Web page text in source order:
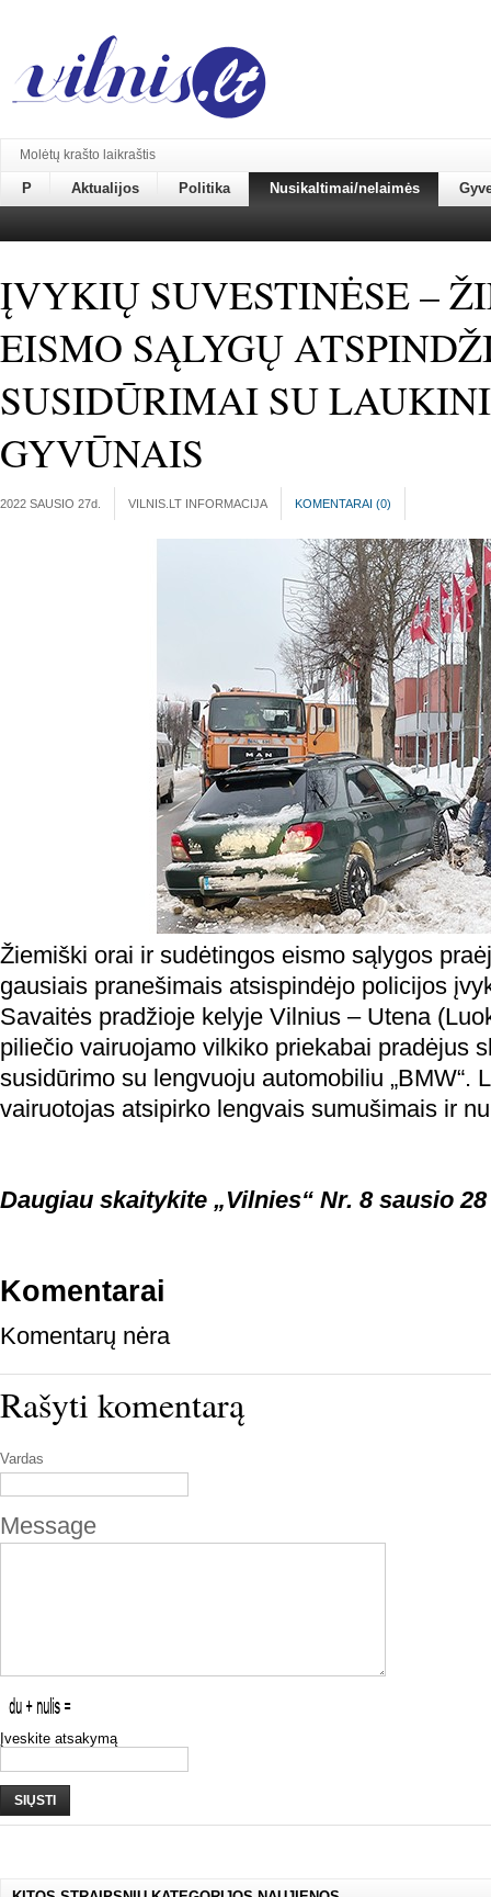
Molėtų krašto laikraštis
P Aktualijos Politika Nusikaltimai/nelaimės
ĮVYKIŲ SUVESTINĖSE –
EISMO SĄLYGŲ
SUSIDŪRIMAI SU
GYVŪNAIS
2022 SAUSIO 27d. VILNIS.LT INFORMACIJA KOMENTARAI (0)
Žiemiški orai ir sudėtingos eismo sąlygos
gausiais pranešimais atsispindėjo policijos
Savaitės pradžioje kelyje Vilnius – Utena
piliečio vairuojamo vilkiko priekabai pradėjus
susidūrimo su lengvuoju automobiliu „BMW“.
vairuotojas atsipirko lengvais sumušimais ir
Daugiau skaitykite „Vilnies“ Nr. 8 sausio
Komentarai
Komentarų nėra
Rašyti komentarą
Vardas
Message
Įveskite atsakymą
SIŲSTI